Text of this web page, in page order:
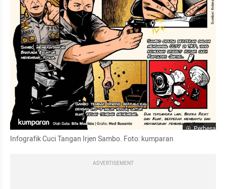
Perbesar
Infografik Cuci Tangan Irjen Sambo. Foto: kumparan
ADVERTISEMENT